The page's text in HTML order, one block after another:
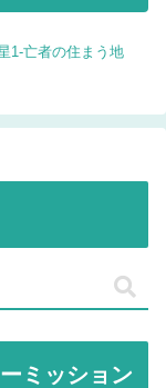
1-亡者の住まう地
ミッション